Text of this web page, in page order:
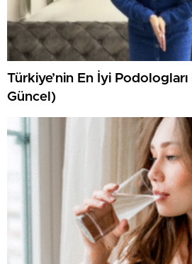
Türkiye’nin En İyi
Güncel)